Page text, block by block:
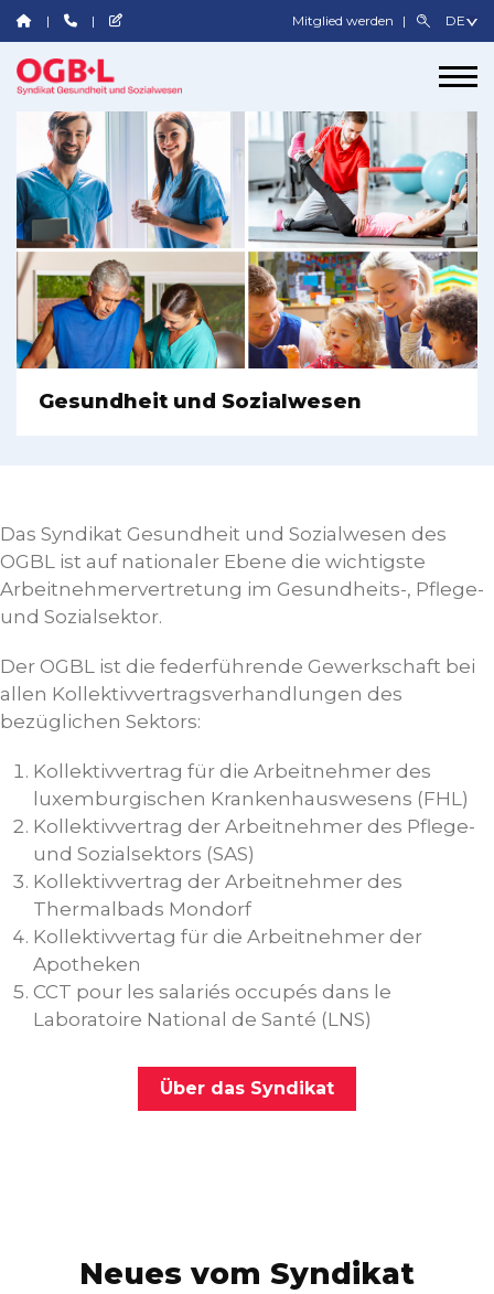
Mitglied werden
Gesundheit und Sozialwesen
Das Syndikat Gesundheit und Sozialwesen des
OGBL ist auf nationaler Ebene die wichtigste
Arbeitnehmervertretung im Gesundheits-, Pflege-
und Sozialsektor.
Der OGBL ist die federführende Gewerkschaft bei
allen Kollektivvertragsverhandlungen des
bezüglichen Sektors:
Kollektivvertrag für die Arbeitnehmer des
luxemburgischen Krankenhauswesens (FHL)
Kollektivvertrag der Arbeitnehmer des Pflege-
und Sozialsektors (SAS)
Kollektivvertrag der Arbeitnehmer des
Thermalbads Mondorf
Kollektivvertag für die Arbeitnehmer der
Apotheken
CCT pour les salariés occupés dans le
Laboratoire National de Santé (LNS)
Über das Syndikat
Neues vom Syndikat